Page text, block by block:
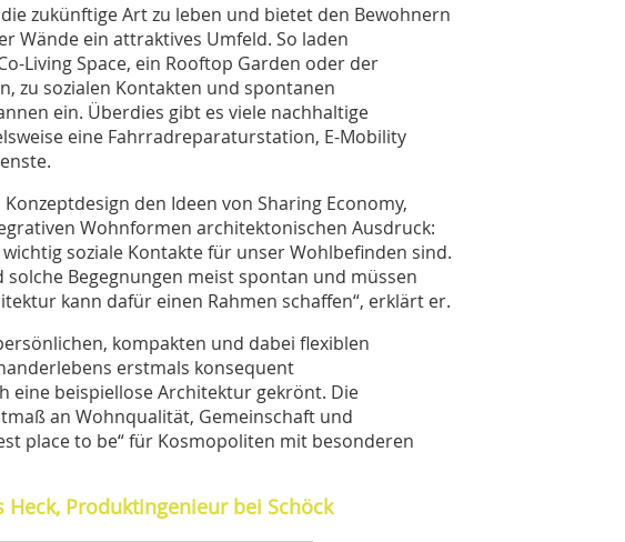
zukünftige Art zu leben und bietet den Bewohnern
Wände ein attraktives Umfeld. So laden
Living Space, ein Rooftop Garden oder der
zu sozialen Kontakten und spontanen
ein. Überdies gibt es viele nachhaltige
eine Fahrradreparaturstation, E-Mobility
den Ideen von Sharing Economy,
Wohnformen architektonischen Ausdruck:
wichtig soziale Kontakte für unser Wohlbefinden sind.
Begegnungen meist spontan und müssen
kann dafür einen Rahmen schaffen“, erklärt er.
kompakten und dabei flexiblen
erstmals konsequent
eine beispiellose Architektur gekrönt. Die
an Wohnqualität, Gemeinschaft und
place to be“ für Kosmopoliten mit besonderen
Heck, Produktingenieur bei Schöck